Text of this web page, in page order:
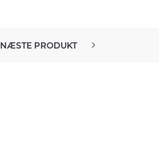
NÆSTE PRODUKT